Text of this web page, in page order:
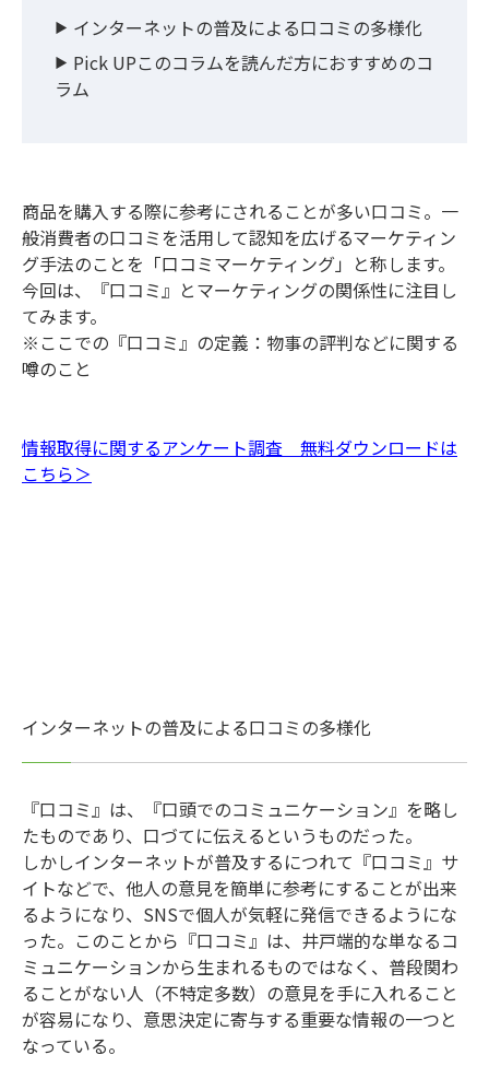
インターネットの普及による口コミの多様化
Pick UPこのコラムを読んだ方におすすめのコ
ラム
商品を購入する際に参考にされることが多い口コミ。一
般消費者の口コミを活用して認知を広げるマーケティン
グ手法のことを「口コミマーケティング」と称します。
今回は、『口コミ』とマーケティングの関係性に注目し
てみます。
※ここでの『口コミ』の定義：物事の評判などに関する
噂のこと
情報取得に関するアンケート調査 無料ダウンロードは
こちら＞
インターネットの普及による口コミの多様化
『口コミ』は、『口頭でのコミュニケーション』を略し
たものであり、口づてに伝えるというものだった。
しかしインターネットが普及するにつれて『口コミ』サ
イトなどで、他人の意見を簡単に参考にすることが出来
るようになり、SNSで個人が気軽に発信できるようにな
った。このことから『口コミ』は、井戸端的な単なるコ
ミュニケーションから生まれるものではなく、普段関わ
ることがない人（不特定多数）の意見を手に入れること
が容易になり、意思決定に寄与する重要な情報の一つと
なっている。